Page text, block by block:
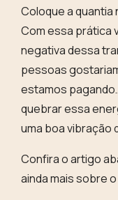
Coloque a
Com essa prática
negativa dessa
pessoas
estamos
quebrar essa
uma boa vibração
Confira o artigo
ainda mais sobre